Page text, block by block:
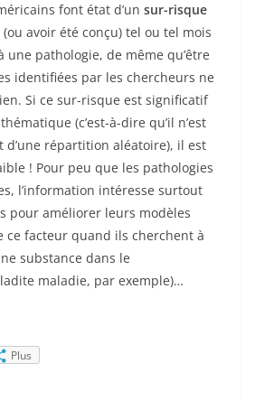
font état d’un sur-risque
(ou avoir été conçu) tel ou tel mois
une pathologie, de même qu’être
identifiées par les chercheurs ne
Si ce sur-risque est significatif
(c’est-à-dire qu’il n’est
d’une répartition aléatoire), il est
! Pour peu que les pathologies
l’information intéresse surtout
pour améliorer leurs modèles
ce facteur quand ils cherchent à
substance dans le
maladie, par exemple)…
Plus